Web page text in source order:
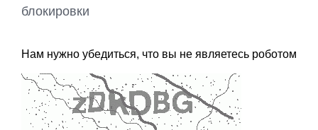
блокировки
Нам нужно убедиться, что вы не являетесь роботом